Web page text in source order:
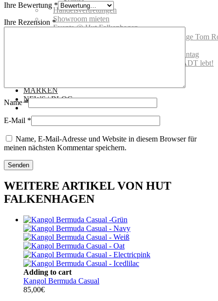
Handelsvertretungen
Showroom mieten
Events @ Hut Falkenhagen
Hut Falkenhagen wird 100! Vernissage Tom
Hutfitting 2018: Für Audi Ascot Renntag
Offizielle Eröffnung – DIE ALTSTADT lebt!
MARKEN
NEWS | BLOG
Ihre Bewertung *
Ihre Rezension *
Name*
E-Mail *
Name, E-Mail-Adresse und Website in diesem Browser für
meinen nächsten Kommentar speichern.
WEITERE ARTIKEL VON HUT
FALKENHAGEN
Adding to cart
Kangol Bermuda Casual
85,00€